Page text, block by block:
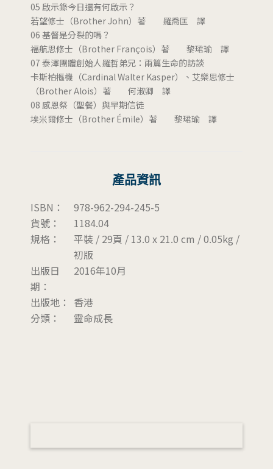
05 啟示錄今日還有何啟示？
若望修士（Brother John）著 羅喬匡 譯
06 基督是分裂的嗎？
福航思修士（Brother François）著 黎珺瑜 譯
07 泰澤團體創始人羅哲弟兄：兩篇生命的訪談
卡斯柏樞機（Cardinal Walter Kasper）、艾樂思修士
（Brother Alois）著 何淑卿 譯
08 感恩祭（聖餐）與早期信徒
埃米爾修士（Brother Émile）著 黎珺瑜 譯
產品資訊
ISBN：
978-962-294-245-5
貨號：
1184.04
規格：
平裝 / 29頁 / 13.0 x 21.0 cm / 0.05kg /
初版
出版日
期：
2016年10月
出版地：
香港
分類：
靈命成長